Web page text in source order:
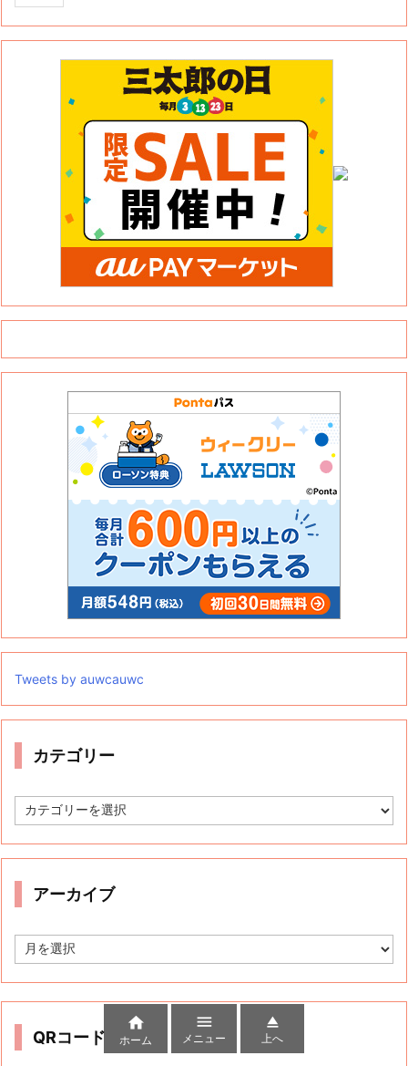
Tweets by auwcauwc
カテゴリー
テ
リ
アーカイブ
ー
QRコード

ホーム

メニュー

上へ